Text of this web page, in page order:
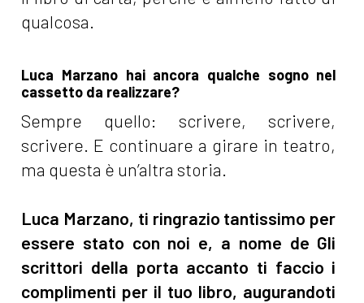
qualcosa.
Luca Marzano hai ancora qualche sogno nel
cassetto da realizzare?
Sempre quello: scrivere, scrivere,
scrivere. E continuare a girare in teatro,
ma questa è un’altra storia.
Luca Marzano, ti ringrazio tantissimo per
essere stato con noi e, a nome de Gli
scrittori della porta accanto ti faccio i
complimenti per il tuo libro, augurandoti